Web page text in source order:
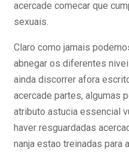
acercade comecar que
sexuais.
Claro como jamais
abnegar os diferentes
ainda discorrer afora
acercade partes, algumas
atributo astucia essencial
haver resguardadas
nanja estao treinadas para